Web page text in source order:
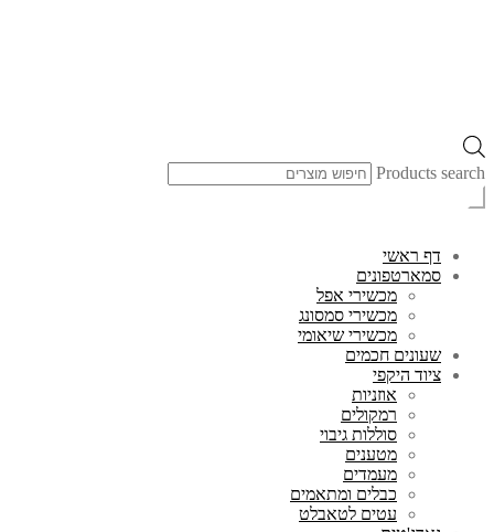
Products search
דף ראשי
סמארטפונים
מכשירי אפל
מכשירי סמסונג
מכשירי שיאומי
שעונים חכמים
ציוד היקפי
אוזניות
רמקולים
סוללות גיבוי
מטענים
מעמדים
כבלים ומתאמים
עטים לטאבלט